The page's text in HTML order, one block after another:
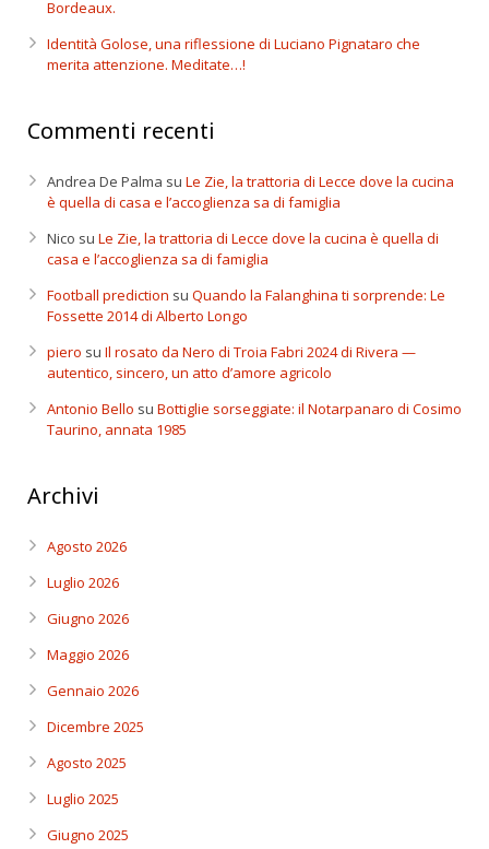
Bordeaux.
Identità Golose, una riflessione di Luciano Pignataro che
merita attenzione. Meditate…!
Commenti recenti
Andrea De Palma su Le Zie, la trattoria di Lecce dove la cucina
è quella di casa e l’accoglienza sa di famiglia
Nico su Le Zie, la trattoria di Lecce dove la cucina è quella di
casa e l’accoglienza sa di famiglia
Football prediction su Quando la Falanghina ti sorprende: Le
Fossette 2014 di Alberto Longo
piero su Il rosato da Nero di Troia Fabri 2024 di Rivera —
autentico, sincero, un atto d’amore agricolo
Antonio Bello su Bottiglie sorseggiate: il Notarpanaro di Cosimo
Taurino, annata 1985
Archivi
Agosto 2026
Luglio 2026
Giugno 2026
Maggio 2026
Gennaio 2026
Dicembre 2025
Agosto 2025
Luglio 2025
Giugno 2025